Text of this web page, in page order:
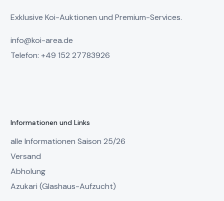
Exklusive Koi-Auktionen und Premium-Services.
info@koi-area.de
Telefon: +49 152 27783926
Informationen und Links
alle Informationen Saison 25/26
Versand
Abholung
Azukari (Glashaus-Aufzucht)